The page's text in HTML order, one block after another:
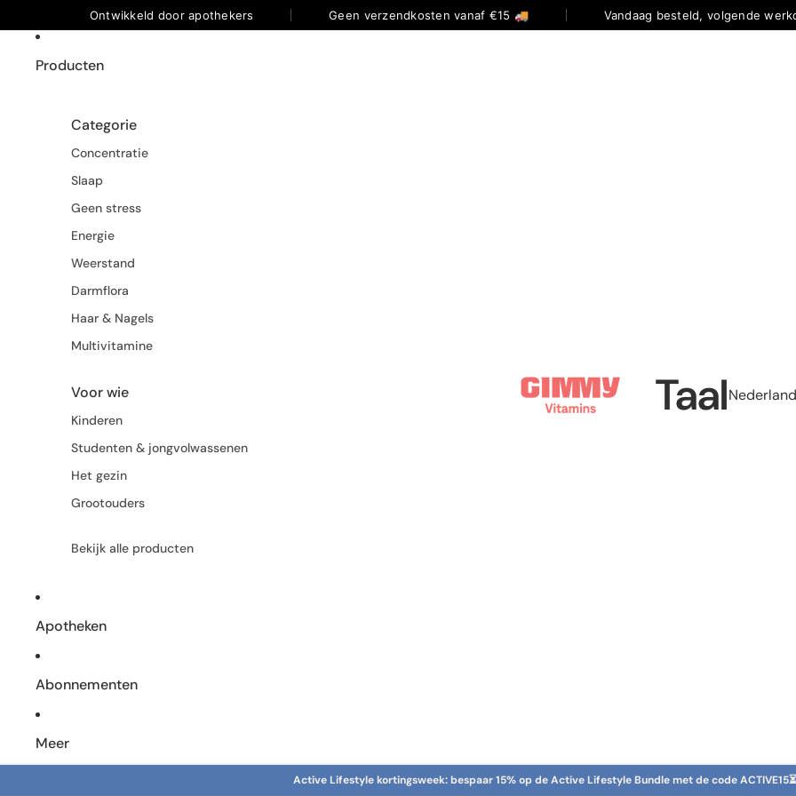
Ontwikkeld door apothekers Geen verzendkosten vanaf €15 🚚 Vandaag besteld, volgende
Producten
Categorie
Concentratie
Slaap
Geen stress
Energie
Weerstand
Darmflora
Haar & Nagels
Multivitamine
Voor wie
Kinderen
Studenten & jongvolwassenen
Het gezin
Grootouders
Bekijk alle producten
Apotheken
Abonnementen
Meer
Taal
Active Lifestyle kortingsweek: bespaar 15% op de Active Lifestyle Bundle met de code ACTIVE15